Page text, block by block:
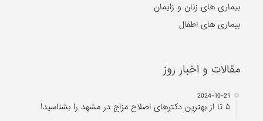
بیماری های زنان و زایمان
بیماری های اطفال
مقالات و اخبار روز
2024-10-21
۵ تا از بهترین دکتر‌های اصلاح مزاج در مشهد را بشناسید!